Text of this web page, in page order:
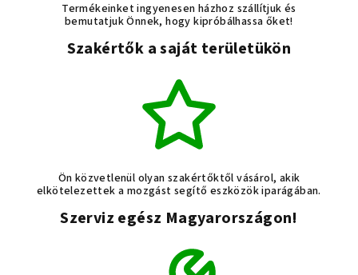
Termékeinket ingyenesen házhoz szállítjuk és
bemutatjuk Önnek, hogy kipróbálhassa őket!
Szakértők a saját területükön
Ön közvetlenül olyan szakértőktől vásárol, akik
elkötelezettek a mozgást segítő eszközök iparágában.
Szerviz egész Magyarországon!